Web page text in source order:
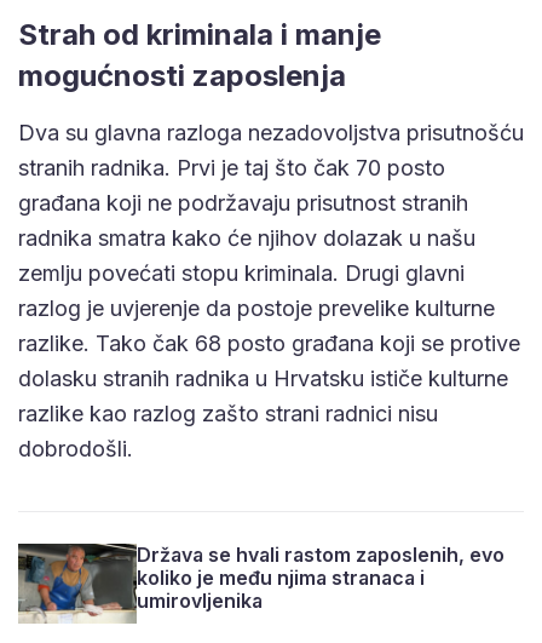
Strah od kriminala i manje
mogućnosti zaposlenja
Dva su glavna razloga nezadovoljstva prisutnošću
stranih radnika. Prvi je taj što čak 70 posto
građana koji ne podržavaju prisutnost stranih
radnika smatra kako će njihov dolazak u našu
zemlju povećati stopu kriminala. Drugi glavni
razlog je uvjerenje da postoje prevelike kulturne
razlike. Tako čak 68 posto građana koji se protive
dolasku stranih radnika u Hrvatsku ističe kulturne
razlike kao razlog zašto strani radnici nisu
dobrodošli.
Država se hvali rastom zaposlenih, evo
koliko je među njima stranaca i
umirovljenika